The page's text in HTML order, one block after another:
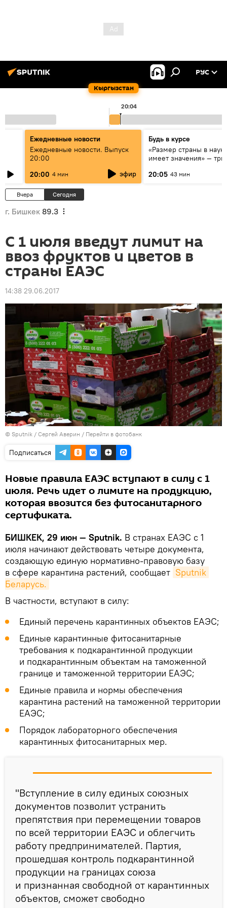
Кыргызстан
РУС
20:04
Ежедневные новости
Ежедневные новости. Выпуск
20:00
20:00 4 мин эфир
Будь в курсе
«Размер страны в
имеет значения» — три
России и Кыргызстана
20:05 43 мин
Вчера Сегодня
г. Бишкек 89.3
С 1 июля введут лимит на
ввоз фруктов и цветов в
страны ЕАЭС
14:38 29.06.2017
© Sputnik / Сергей Аверин / Перейти в фотобанк
Подписаться
Новые правила ЕАЭС вступают в силу с 1
июля. Речь идет о лимите на продукцию,
которая ввозится без фитосанитарного
сертификата.
БИШКЕК, 29 июн — Sputnik. В странах ЕАЭС с 1
июля начинают действовать четыре документа,
создающую единую нормативно-правовую базу
в сфере карантина растений, сообщает Sputnik
Беларусь.
В частности, вступают в силу:
Единый перечень карантинных объектов ЕАЭС;
Единые карантинные фитосанитарные
требования к подкарантинной продукции
и подкарантинным объектам на таможенной
границе и таможенной территории ЕАЭС;
Единые правила и нормы обеспечения
карантина растений на таможенной территории
ЕАЭС;
Порядок лабораторного обеспечения
карантинных фитосанитарных мер.
"Вступление в силу единых союзных
документов позволит устранить
препятствия при перемещении товаров
по всей территории ЕАЭС и облегчить
работу предпринимателей. Партия,
прошедшая контроль подкарантинной
продукции на границах союза
и признанная свободной от карантинных
объектов, сможет свободно